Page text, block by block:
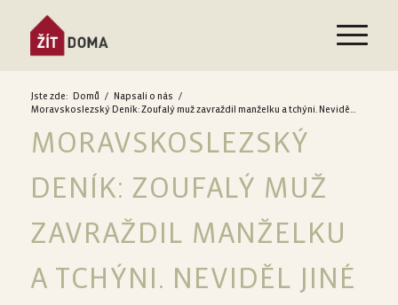
Jste zde: Domů / Napsali o nás
/
Moravskoslezský Deník: Zoufalý muž zavraždil manželku a tchýni. Nevidě...
MORAVSKOSLEZSKÝ
DENÍK: ZOUFALÝ MUŽ
ZAVRAŽDIL MANŽELKU
A TCHÝNI. NEVIDĚL JINÉ